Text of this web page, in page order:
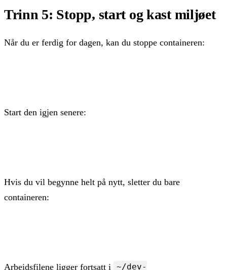
Trinn 5: Stopp, start og kast miljøet
Når du er ferdig for dagen, kan du stoppe containeren:
Start den igjen senere:
Hvis du vil begynne helt på nytt, sletter du bare
containeren:
Arbeidsfilene ligger fortsatt i
~/dev-